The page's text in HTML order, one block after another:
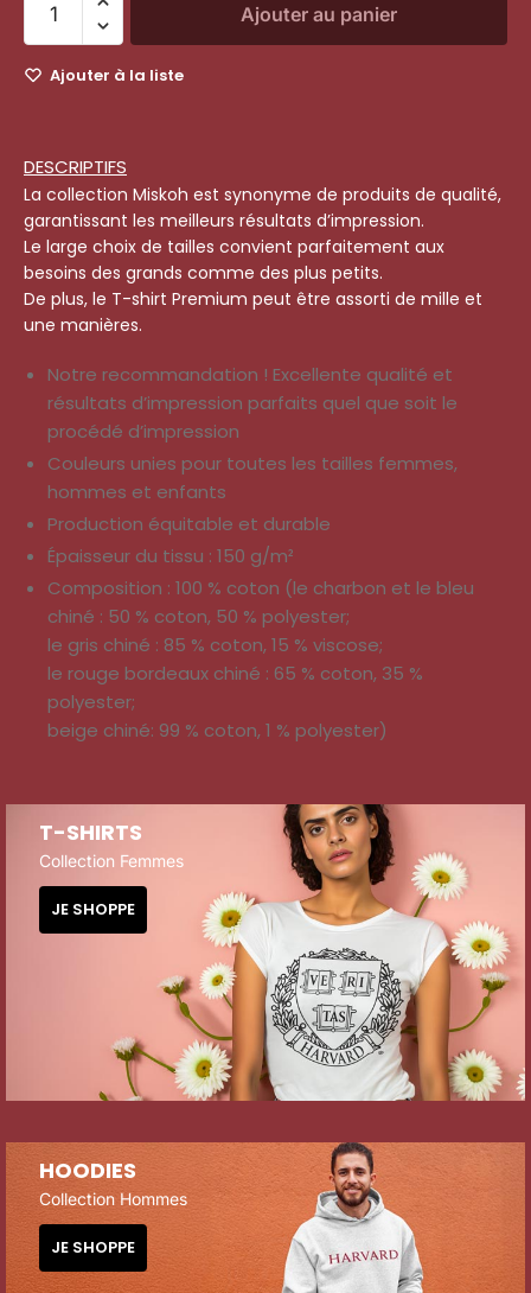
Ajouter au panier
Ajouter à la liste
DESCRIPTIFS
La collection Miskoh est synonyme de produits de qualité,
garantissant les meilleurs résultats d’impression.
Le large choix de tailles convient parfaitement aux
besoins des grands comme des plus petits.
De plus, le T-shirt Premium peut être assorti de mille et
une manières.
Notre recommandation ! Excellente qualité et
résultats d’impression parfaits quel que soit le
procédé d’impression
Couleurs unies pour toutes les tailles femmes,
hommes et enfants
Production équitable et durable
Épaisseur du tissu : 150 g/m²
Composition : 100 % coton (le charbon et le bleu
chiné : 50 % coton, 50 % polyester;
le gris chiné : 85 % coton, 15 % viscose;
le rouge bordeaux chiné : 65 % coton, 35 %
polyester;
beige chiné: 99 % coton, 1 % polyester)
T-SHIRTS
Collection Femmes
JE SHOPPE
HOODIES
Collection Hommes
JE SHOPPE